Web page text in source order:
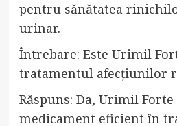
pentru sănătatea
urinar.
Întrebare: Este Urimil
tratamentul afecțiunilor
Răspuns: Da, Urimil
medicament eficient în